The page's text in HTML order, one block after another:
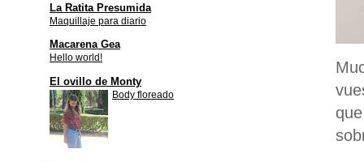
La Ratita Presumida
Maquillaje para diario
Macarena Gea
Hello world!
El ovillo de Monty
Body floreado